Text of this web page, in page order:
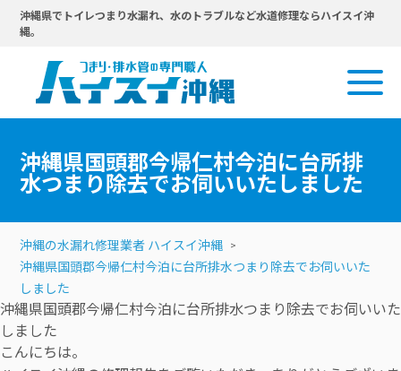
沖縄県でトイレつまり水漏れ、水のトラブルなど水道修理ならハイスイ沖
縄。
沖縄県国頭郡今帰仁村今泊に台所排
水つまり除去でお伺いいたしました
沖縄の水漏れ修理業者 ハイスイ沖縄
沖縄県国頭郡今帰仁村今泊に台所排水つまり除去でお伺いいた
しました
沖縄県国頭郡今帰仁村今泊に台所排水つまり除去でお伺いいた
しました
こんにちは。